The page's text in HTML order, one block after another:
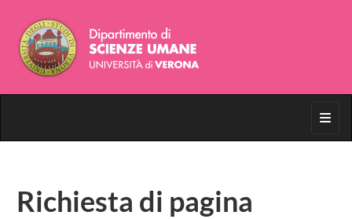
Richiesta di pagina